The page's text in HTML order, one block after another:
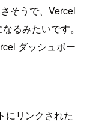
そうで、Vercel
るみたいです。
ダッシュボー
にリンクされた